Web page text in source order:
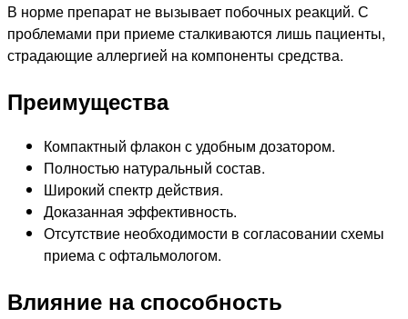
В норме препарат не вызывает побочных реакций. С
проблемами при приеме сталкиваются лишь пациенты,
страдающие аллергией на компоненты средства.
Преимущества
Компактный флакон с удобным дозатором.
Полностью натуральный состав.
Широкий спектр действия.
Доказанная эффективность.
Отсутствие необходимости в согласовании схемы
приема с офтальмологом.
Влияние на способность